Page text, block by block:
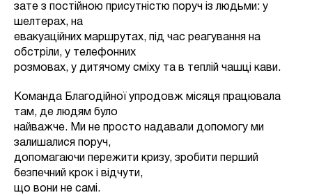
зате з постійною присутністю поруч із людьми: у
шелтерах, на
евакуаційних маршрутах, під час реагування на
обстріли, у телефонних
розмовах, у дитячому сміху та в теплій чашці кави.
Команда Благодійної упродовж місяця працювала
там, де людям було
найважче. Ми не просто надавали допомогу ми
залишалися поруч,
допомагаючи пережити кризу, зробити перший
безпечний крок і відчути,
що вони не самі.